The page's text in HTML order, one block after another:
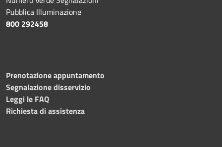
Pubblica Illuminazione
800 292458
Prenotazione appuntamento
Segnalazione disservizio
Leggi le FAQ
Richiesta di assistenza